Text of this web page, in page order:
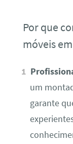
Por que
móveis
um
garante